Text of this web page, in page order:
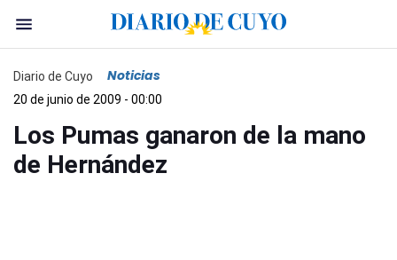
Diario de Cuyo Noticias
20 de junio de 2009 - 00:00
Los Pumas ganaron de la mano
de Hernández